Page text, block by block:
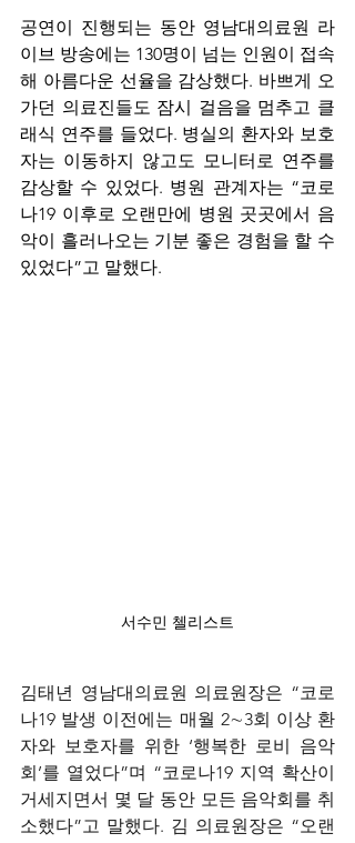
공연이 진행되는 동안 영남대의료원 라
이브 방송에는 130명이 넘는 인원이 접속
해 아름다운 선율을 감상했다. 바쁘게 오
가던 의료진들도 잠시 걸음을 멈추고 클
래식 연주를 들었다. 병실의 환자와 보호
자는 이동하지 않고도 모니터로 연주를
감상할 수 있었다. 병원 관계자는 “코로
나19 이후로 오랜만에 병원 곳곳에서 음
악이 흘러나오는 기분 좋은 경험을 할 수
있었다”고 말했다.
서수민 첼리스트
김태년 영남대의료원 의료원장은 “코로
나19 발생 이전에는 매월 2∼3회 이상 환
자와 보호자를 위한 ‘행복한 로비 음악
회’를 열었다”며 “코로나19 지역 확산이
거세지면서 몇 달 동안 모든 음악회를 취
소했다”고 말했다. 김 의료원장은 “오랜